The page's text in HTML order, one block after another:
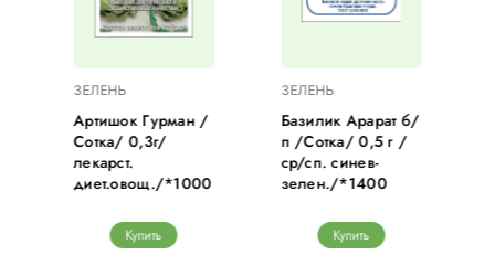
ЗЕЛЕНЬ
Артишок Гурман /
Сотка/ 0,3г/
лекарст.
диет.овощ./*1000
Купить
ЗЕЛЕНЬ
Базилик Арарат б/
п /Сотка/ 0,5 г /
ср/сп. синев-
зелен./*1400
Купить